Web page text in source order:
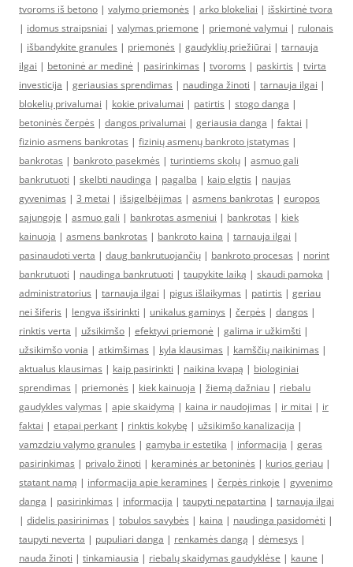
tvoroms iš betono | valymo priemonės | arko blokeliai | išskirtinė tvora
| idomus straipsniai | valymas priemone | priemonė valymui | rulonais
| išbandykite granules | priemonės | gaudyklių priežiūrai | tarnauja
ilgai | betoninė ar medinė | pasirinkimas | tvoroms | paskirtis | tvirta
investicija | geriausias sprendimas | naudinga žinoti | tarnauja ilgai |
blokelių privalumai | kokie privalumai | patirtis | stogo danga |
betoninės čerpės | dangos privalumai | geriausia danga | faktai |
fizinio asmens bankrotas | fizinių asmenų bankroto įstatymas |
bankrotas | bankroto pasekmės | turintiems skolų | asmuo gali
bankrutuoti | skelbti naudinga | pagalba | kaip elgtis | naujas
gyvenimas | 3 metai | išsigelbėjimas | asmens bankrotas | europos
sąjungoje | asmuo gali | bankrotas asmeniui | bankrotas | kiek
kainuoja | asmens bankrotas | bankroto kaina | tarnauja ilgai |
pasinaudoti verta | daug bankrutuojančių | bankroto procesas | norint
bankrutuoti | naudinga bankrutuoti | taupykite laiką | skaudi pamoka |
administratorius | tarnauja ilgai | pigus išlaikymas | patirtis | geriau
nei šiferis | lengva išsirinkti | unikalus gaminys | čerpės | dangos |
rinktis verta | užsikimšo | efektyvi priemonė | galima ir užkimšti |
užsikimšo vonia | atkimšimas | kyla klausimas | kamščių naikinimas |
aktualus klausimas | kaip pasirinkti | naikina kvapą | biologiniai
sprendimas | priemonės | kiek kainuoja | žiemą dažniau | riebalu
gaudykles valymas | apie skaidymą | kaina ir naudojimas | ir mitai | ir
faktai | etapai perkant | rinktis kokybę | užsikimšo kanalizacija |
vamzdziu valymo granules | gamyba ir estetika | informacija | geras
pasirinkimas | privalo žinoti | keraminės ar betoninės | kurios geriau |
statant namą | informacija apie keramines | čerpės rinkoje | gyvenimo
danga | pasirinkimas | informacija | taupyti nepatartina | tarnauja ilgai
| didelis pasirinimas | tobulos savybės | kaina | naudinga pasidomėti |
taupyti neverta | pupuliari danga | renkamės dangą | dėmesys |
nauda žinoti | tinkamiausia | riebalų skaidymas gaudyklėse | kaune |